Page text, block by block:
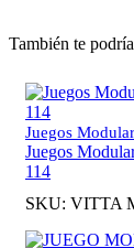
También te
Juegos
Juegos
114
SKU: VITTA